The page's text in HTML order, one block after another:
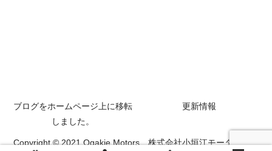
ブログをホームページ上に移転
しました。
更新情報
Copyright © 2021 Ogakie Motors 株式会社小垣江モータースも